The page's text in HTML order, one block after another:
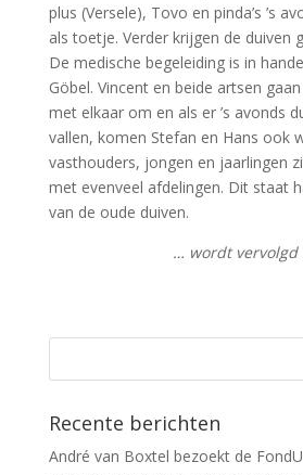
plus (Versele), Tovo en pinda’s ’s
als toetje. Verder krijgen de duiven
De medische begeleiding is in
Göbel. Vincent en beide artsen
met elkaar om en als er ’s avonds
vallen, komen Stefan en Hans ook
vasthouders, jongen en jaarlingen
met evenveel afdelingen. Dit staat
van de oude duiven.
… wordt vervolgd
Recente berichten
André van Boxtel bezoekt de